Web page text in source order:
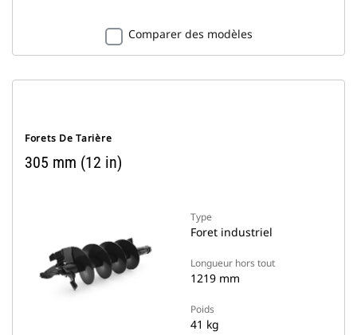
Comparer des modèles
Forets De Tarière
305 mm (12 in)
Type
Foret industriel
Longueur hors tout
1219 mm
Poids
41 kg